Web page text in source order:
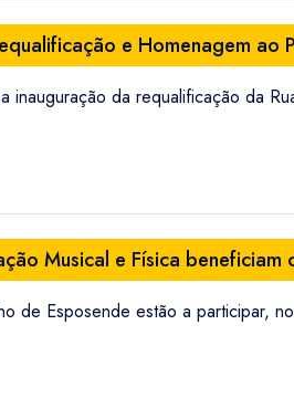
e Homenagem ao
inauguração da requalificação da
Musical e Física beneficiam
de Esposende estão a participar,